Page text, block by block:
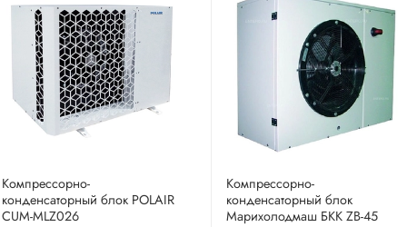
Компрессорно-
конденсаторный блок POLAIR
CUM-MLZ026
Компрессорно-
конденсаторный блок
Марихолодмаш БКК ZB-45